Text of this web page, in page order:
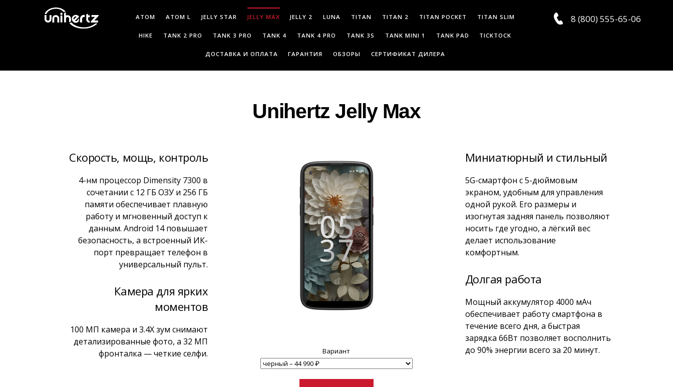
ATOM ATOM L JELLY STAR JELLY MAX JELLY 2 LUNA TITAN TITAN 2 TITAN POCKET TITAN SLIM
HIKE TANK 2 PRO TANK 3 PRO TANK 4 TANK 4 PRO TANK 3S TANK MINI 1 TANK PAD TICKTOCK
ДОСТАВКА И ОПЛАТА ГАРАНТИЯ ОБЗОРЫ СЕРТИФИКАТ ДИЛЕРА
8 (800) 555-65-06
Unihertz Jelly Max
Скорость, мощь, контроль
4-нм процессор Dimensity 7300 в
сочетании с 12 ГБ ОЗУ и 256 ГБ
памяти обеспечивает плавную
работу и мгновенный доступ к
данным. Android 14 повышает
безопасность, а встроенный ИК-
порт превращает телефон в
универсальный пульт.
Камера для ярких
моментов
100 МП камера и 3.4X зум снимают
детализированные фото, а 32 МП
фронталка — четкие селфи.
Вариант
Миниатюрный и стильный
5G-смартфон с 5-дюймовым
экраном, удобным для управления
одной рукой. Его размеры и
изогнутая задняя панель позволяют
носить где угодно, а лёгкий вес
делает использование
комфортным.
Долгая работа
Мощный аккумулятор 4000 мАч
обеспечивает работу смартфона в
течение всего дня, а быстрая
зарядка 66Вт позволяет восполнить
до 90% энергии всего за 20 минут.